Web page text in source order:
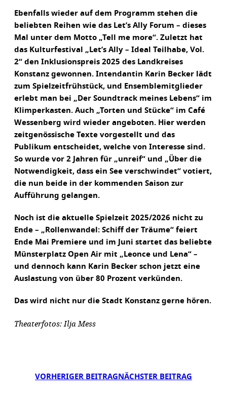
Ebenfalls wieder auf dem Programm stehen die
beliebten Reihen wie das Let’s Ally Forum – dieses
Mal unter dem Motto „Tell me more“. Zuletzt hat
das Kulturfestival „Let’s Ally – Ideal Teilhabe, Vol.
2“ den Inklusionspreis 2025 des Landkreises
Konstanz gewonnen. Intendantin Karin Becker lädt
zum Spielzeitfrühstück, und Ensemblemitglieder
erlebt man bei „Der Soundtrack meines Lebens“ im
Klimperkasten. Auch „Torten und Stücke“ im Café
Wessenberg wird wieder angeboten. Hier werden
zeitgenössische Texte vorgestellt und das
Publikum entscheidet, welche von Interesse sind.
So wurde vor 2 Jahren für „unreif“ und „Über die
Notwendigkeit, dass ein See verschwindet“ votiert,
die nun beide in der kommenden Saison zur
Aufführung gelangen.
Noch ist die aktuelle Spielzeit 2025/2026 nicht zu
Ende – „Rollenwandel: Schiff der Träume“ feiert
Ende Mai Premiere und im Juni startet das beliebte
Münsterplatz Open Air mit „Leonce und Lena“ –
und dennoch kann Karin Becker schon jetzt eine
Auslastung von über 80 Prozent verkünden.
Das wird nicht nur die Stadt Konstanz gerne hören.
Theaterfotos: Ilja Mess
VORHERIGER BEITRAG NÄCHSTER BEITRAG